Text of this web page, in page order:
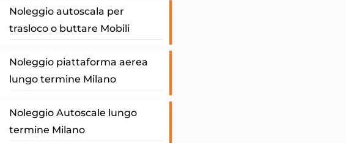
Noleggio autoscala per
trasloco o buttare Mobili
Noleggio piattaforma aerea
lungo termine Milano
Noleggio Autoscale lungo
termine Milano